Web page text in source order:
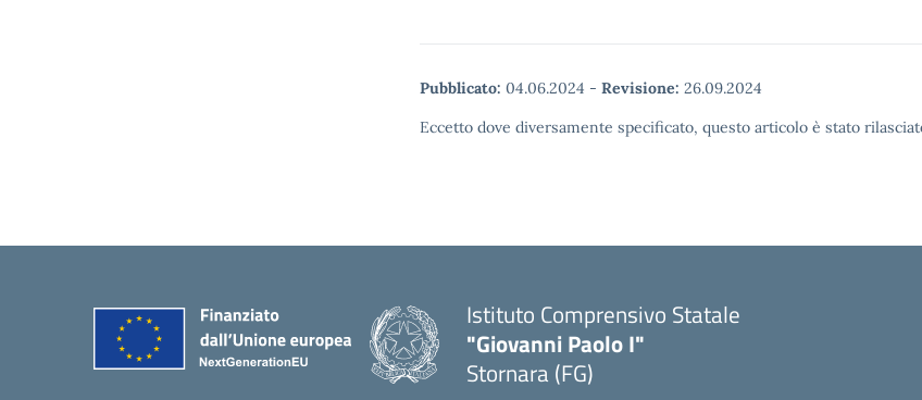
Pubblicato: 04.06.2024 - Revisione: 26.09.2024
Eccetto dove diversamente specificato, questo articolo è stato
Istituto Comprensivo Statale
"Giovanni Paolo I"
Stornara (FG)